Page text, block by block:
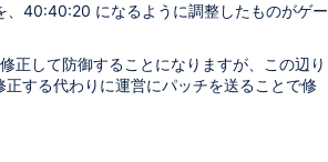
40:40:20 になるように調整したものがゲー
正して防御することになりますが、この辺り
する代わりに運営にパッチを送ることで修